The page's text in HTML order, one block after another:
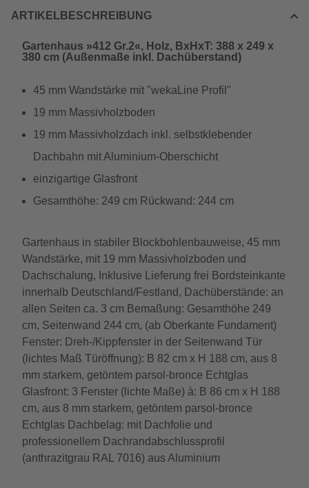
ARTIKELBESCHREIBUNG
Gartenhaus »412 Gr.2«, Holz, BxHxT: 388 x 249 x
380 cm (Außenmaße inkl. Dachüberstand)
45 mm Wandstärke mit "wekaLine Profil"
19 mm Massivholzboden
19 mm Massivholzdach inkl. selbstklebender
Dachbahn mit Aluminium-Oberschicht
einzigartige Glasfront
Gesamthöhe: 249 cm Rückwand: 244 cm
Gartenhaus in stabiler Blockbohlenbauweise, 45 mm
Wandstärke, mit 19 mm Massivholzboden und
Dachschalung, Inklusive Lieferung frei Bordsteinkante
innerhalb Deutschland/Festland, Dachüberstände: an
allen Seiten ca. 3 cm Bemaßung: Gesamthöhe 249
cm, Seitenwand 244 cm, (ab Oberkante Fundament)
Fenster: Dreh-/Kippfenster in der Seitenwand Tür
(lichtes Maß Türöffnung): B 82 cm x H 188 cm, aus 8
mm starkem, getöntem parsol-bronce Echtglas
Glasfront: 3 Fenster (lichte Maße) à: B 86 cm x H 188
cm, aus 8 mm starkem, getöntem parsol-bronce
Echtglas Dachbelag: mit Dachfolie und
professionellem Dachrandabschlussprofil
(anthrazitgrau RAL 7016) aus Aluminium